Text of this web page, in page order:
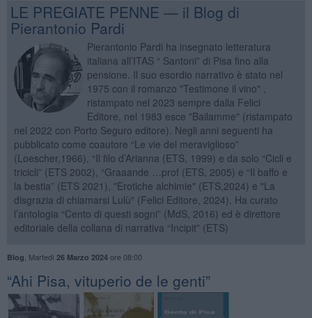
LE PREGIATE PENNE — il Blog di
Pierantonio Pardi
Pierantonio Pardi ha insegnato letteratura
italiana all’ITAS “ Santoni” di Pisa fino alla
pensione. Il suo esordio narrativo è stato nel
1975 con il romanzo "Testimone il vino" ,
ristampato nel 2023 sempre dalla Felici
Editore, nel 1983 esce "Bailamme" (ristampato
nel 2022 con Porto Seguro editore). Negli anni seguenti ha
pubblicato come coautore “Le vie del meraviglioso”
(Loescher,1966), “Il filo d’Arianna (ETS, 1999) e da solo “Cicli e
tricicli” (ETS 2002), “Graaande …prof (ETS, 2005) e “Il baffo e
la bestia” (ETS 2021), "Erotiche alchimie" (ETS,2024) e "La
disgrazia di chiamarsi Lulù" (Felici Editore, 2024). Ha curato
l’antologia “Cento di questi sogni” (MdS, 2016) ed è direttore
editoriale della collana di narrativa “Incipit” (ETS)
Blog Martedì 26 Marzo 2024ore 08:00
​“Ahi Pisa, vituperio de le genti”